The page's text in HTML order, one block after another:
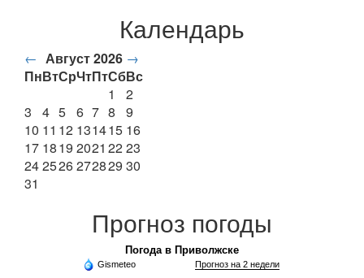
Календарь
← Август 2026 →
ПнВтСрЧтПтСбВс
1
2
3
4 5 6 7 8
9
10 11 12 131415 16
17 1819 2021 2223
242526272829 30
31
Прогноз погоды
Погода в Приволжске
Gismeteo Прогноз на 2 недели